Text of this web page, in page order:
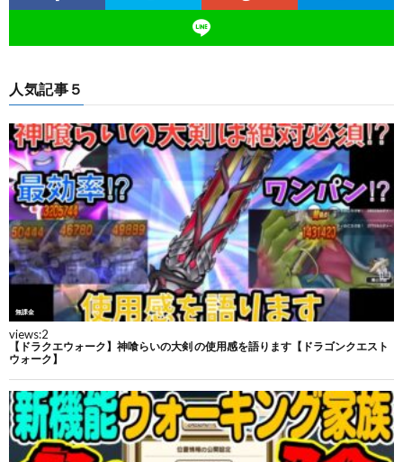
人気記事５